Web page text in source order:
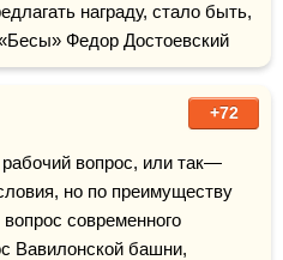
награду, стало быть,
Федор Достоевский
+72
вопрос, или так—
но по преимуществу
современного
Вавилонской башни,